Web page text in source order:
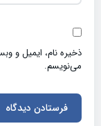
ذخیره نام، ایمیل و
می‌نویسم.